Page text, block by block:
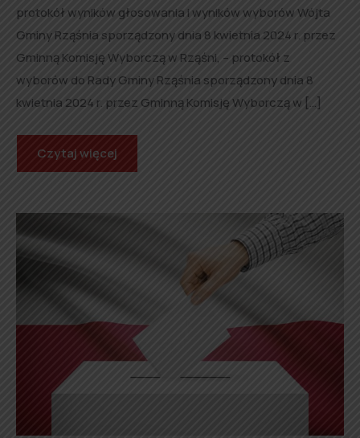
protokół wyników głosowania i wyników wyborów Wójta
Gminy Rząśnia sporządzony dnia 8 kwietnia 2024 r. przez
Gminną Komisję Wyborczą w Rząśni, – protokół z
wyborów do Rady Gminy Rząśnia sporządzony dnia 8
kwietnia 2024 r. przez Gminną Komisję Wyborczą w […]
Czytaj więcej